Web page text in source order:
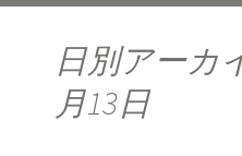
日別アーカ
月13日